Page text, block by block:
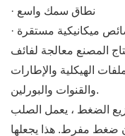
· نطاق سمك واسع
ميكانيكية مستقرة
المصنع معالجة لفائف
الهيكلية والإطارات
والقنوات والبورلين.
الضغط ، يعمل الصلب
ضغط مفرط. هذا يجعلها